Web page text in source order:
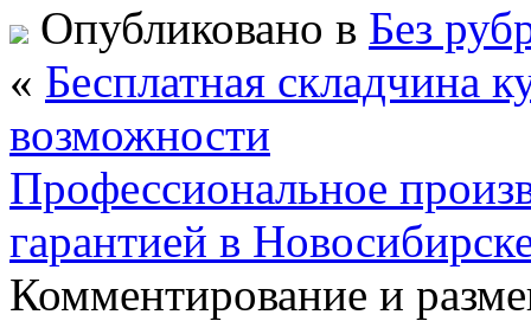
Опубликовано в Без
« Бесплатная складчина
возможности
Профессиональное
гарантией в
Комментирование и